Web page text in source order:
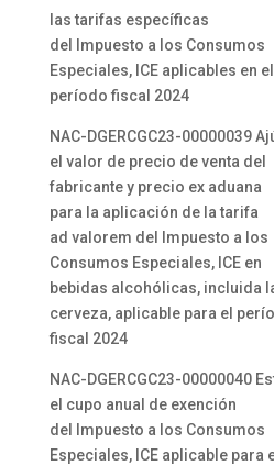
las tarifas específicas
del Impuesto a los Consumos
Especiales, ICE aplicables en el
período fiscal 2024
NAC-DGERCGC23-00000039
el valor de precio de venta del
fabricante y precio ex aduana
para la aplicación de la tarifa
ad valorem del Impuesto a los
Consumos Especiales, ICE en
bebidas alcohólicas, incluida
cerveza, aplicable para el
fiscal 2024
NAC-DGERCGC23-00000040
el cupo anual de exención
del Impuesto a los Consumos
Especiales, ICE aplicable para